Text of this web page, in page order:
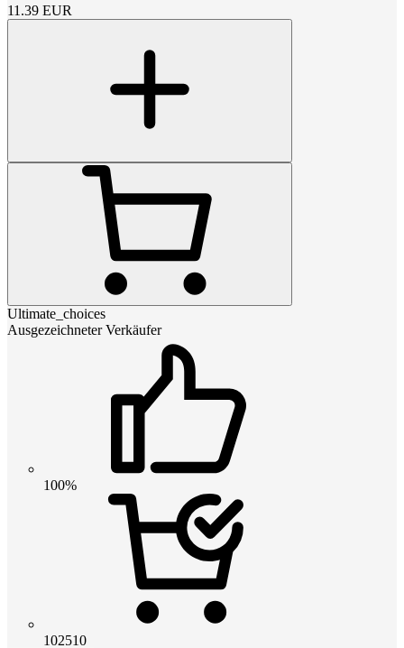
11.39 EUR
Ultimate_choices
Ausgezeichneter Verkäufer
100%
102510